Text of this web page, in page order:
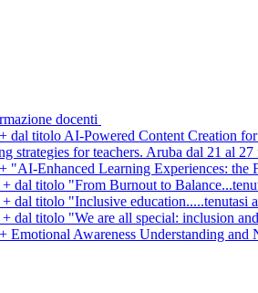
docenti
dal titolo AI-Powered Content Creation
strategies for teachers. Aruba dal 21 al
"AI-Enhanced Learning Experiences: the
+ dal titolo "From Burnout to
+ dal titolo "Inclusive education.....tenutasi
+ dal titolo "We are all special: inclusion
Emotional Awareness Understanding